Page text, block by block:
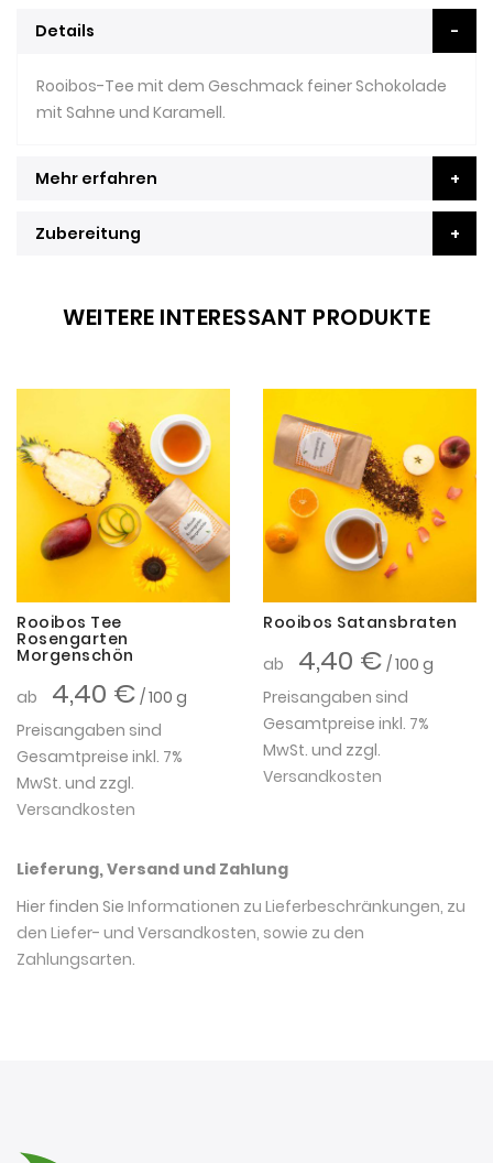
Details
Rooibos-Tee mit dem Geschmack feiner Schokolade
mit Sahne und Karamell.
Mehr erfahren
Zubereitung
WEITERE INTERESSANT PRODUKTE
Rooibos Tee
Rosengarten
Morgenschön
ab
4,40 € / 100 g
Preisangaben sind
Gesamtpreise inkl. 7%
MwSt. und zzgl.
Versandkosten
Rooibos Satansbraten
ab
4,40 € / 100 g
Preisangaben sind
Gesamtpreise inkl. 7%
MwSt. und zzgl.
Versandkosten
Lieferung, Versand und Zahlung
Hier finden Sie Informationen zu Lieferbeschränkungen, zu
den Liefer- und Versandkosten, sowie zu den
Zahlungsarten.